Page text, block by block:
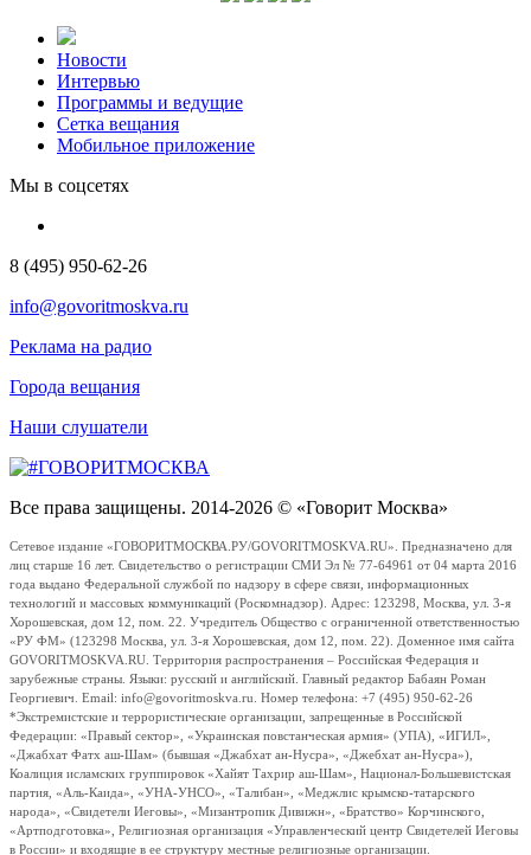
Новости
Интервью
Программы и ведущие
Сетка вещания
Мобильное приложение
Мы в соцсетях
8 (495) 950-62-26
info@govoritmoskva.ru
Реклама на радио
Города вещания
Наши слушатели
Все права защищены. 2014-2026 © «Говорит Москва»
Сетевое издание «ГОВОРИТМОСКВА.РУ/GOVORITMOSKVA.RU». Предназначено для
лиц старше 16 лет. Свидетельство о регистрации СМИ Эл № 77-64961 от 04 марта 2016
года выдано Федеральной службой по надзору в сфере связи, информационных
технологий и массовых коммуникаций (Роскомнадзор). Адрес: 123298, Москва, ул. 3-я
Хорошевская, дом 12, пом. 22. Учредитель Общество с ограниченной ответственностью
«РУ ФМ» (123298 Москва, ул. 3-я Хорошевская, дом 12, пом. 22). Доменное имя сайта
GOVORITMOSKVA.RU. Территория распространения – Российская Федерация и
зарубежные страны. Языки: русский и английский. Главный редактор Бабаян Роман
Георгиевич. Email: info@govoritmoskva.ru. Номер телефона: +7 (495) 950-62-26
*Экстремистские и террористические организации, запрещенные в Российской
Федерации: «Правый сектор», «Украинская повстанческая армия» (УПА), «ИГИЛ»,
«Джабхат Фатх аш-Шам» (бывшая «Джабхат ан-Нусра», «Джебхат ан-Нусра»),
Коалиция исламских группировок «Хайят Тахрир аш-Шам», Национал-Большевистская
партия, «Аль-Каида», «УНА-УНСО», «Талибан», «Меджлис крымско-татарского
народа», «Свидетели Иеговы», «Мизантропик Дивижн», «Братство» Корчинского,
«Артподготовка», Религиозная организация «Управленческий центр Свидетелей Иеговы
в России» и входящие в ее структуру местные религиозные организации.